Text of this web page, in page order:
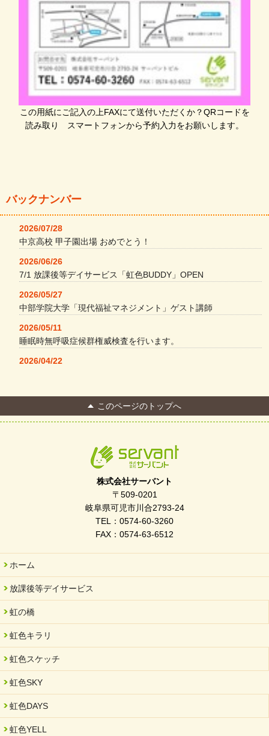
この用紙にご記入の上FAXにて送付いただくか？QRコードを
読み取り スマートフォンから予約入力をお願いします。
バックナンバー
2026/07/28
中京高校 甲子園出場 おめでとう！
2026/06/26
7/1 放課後等デイサービス「虹色BUDDY」OPEN
2026/05/27
中部学院大学「現代福祉マネジメント」ゲスト講師
2026/05/11
睡眠時無呼吸症候群権威検査を行います。
2026/04/22
FC Bombonera 岐阜県No.1
令和7年度 岐阜県スポーツ賞「FC Bombonera」
岐阜県「働いてもらい方改革」優良事例集に掲載されました
2025/06/10
未来会議 in 可児市 「斉藤まさゆき」
2025/05/07
2025年6月中旬 OPEN 放課後等デイサービス「Fc Bombo
2025/03/01
餅つき大会を開催しました
2025/01/31
「可児の企業魅力発見フェア」に出展しました
このページのトップへ
株式会社サーバント
〒509-0201
岐阜県可児市川合2793-24
TEL：0574-60-3260
FAX：0574-63-6512
ホーム
放課後等デイサービス
虹の橋
虹色キラリ
虹色スケッチ
虹色SKY
虹色DAYS
虹色YELL